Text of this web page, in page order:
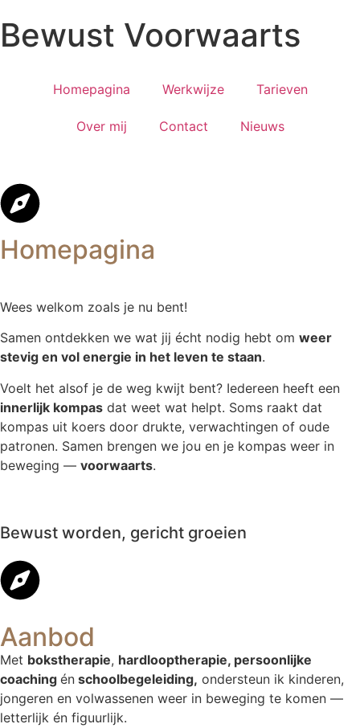
Bewust Voorwaarts
Homepagina Werkwijze Tarieven
Over mij Contact Nieuws
Homepagina
Wees welkom zoals je nu bent!
Samen ontdekken we wat jij écht nodig hebt om weer
stevig en vol energie in het leven te staan.
Voelt het alsof je de weg kwijt bent? Iedereen heeft een
innerlijk kompas dat weet wat helpt. Soms raakt dat
kompas uit koers door drukte, verwachtingen of oude
patronen. Samen brengen we jou en je kompas weer in
beweging — voorwaarts.
Bewust worden, gericht groeien
Aanbod
Met bokstherapie, hardlooptherapie, persoonlijke
coaching én schoolbegeleiding, ondersteun ik kinderen,
jongeren en volwassenen weer in beweging te komen —
letterlijk én figuurlijk.